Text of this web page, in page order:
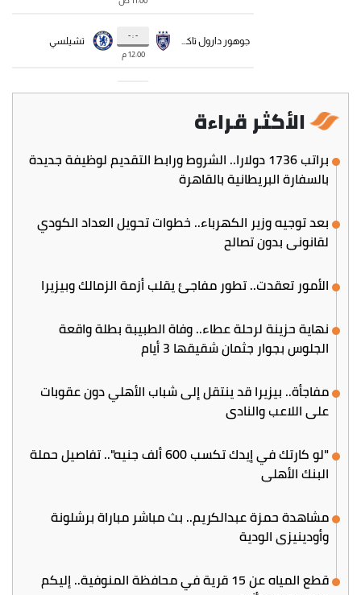
الأكثر قراءة
براتب 1736 دولارا.. الشروط ورابط التقديم لوظيفة جديدة
بالسفارة البريطانية بالقاهرة
بعد توجيه وزير الكهرباء.. خطوات تحويل العداد الكودي
لقانوني بدون تصالح
الأمور تعقدت.. تطور مفاجئ يقلب أزمة الزمالك وبيزيرا
نهاية حزينة لرحلة عطاء.. وفاة الطبيبة بطلة واقعة
الجلوس بجوار جثمان شقيقها 3 أيام
مفاجأة.. بيزيرا قد ينتقل إلى شباب الأهلي دون عقوبات
على اللاعب والنادي
"لو كارتك في إيدك تكسب 600 ألف جنيه".. تفاصيل حملة
البنك الأهلي
مشاهدة حمزة عبدالكريم.. بث مباشر مباراة برشلونة
وأودينيزي الودية
قطع المياه عن 15 قرية في محافظة المنوفية.. إليكم